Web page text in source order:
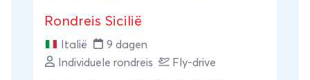
Rondreis Sicilië
Italië
9 dagen
Individuele rondreis
Fly-drive